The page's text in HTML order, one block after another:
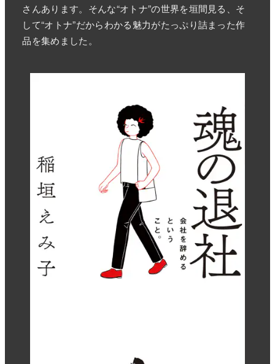
さんあります。そんな“オトナ”の世界を垣間見る、そ
して“オトナ”だからわかる魅力がたっぷり詰まった作
品を集めました。